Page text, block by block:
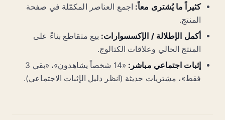
كثيراً ما يُشترى معاً: اجمع العناصر المكمّلة في صفحة
المنتج.
أكمل الإطلالة / الإكسسوارات: بيع متقاطع بناءً على
المنتج الحالي وعلاقات الكتالوج.
إثبات اجتماعي مباشر:
«14 شخصاً يشاهدون»، «بقي 3
فقط»، مشتريات حديثة (انظر دليل الإثبات الاجتماعي).